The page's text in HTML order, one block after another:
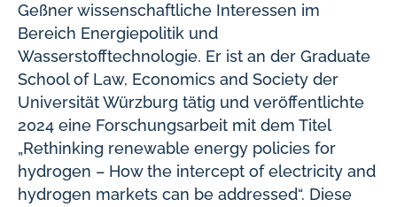
Geßner wissenschaftliche Interessen im
Bereich Energiepolitik und
Wasserstofftechnologie. Er ist an der Graduate
School of Law, Economics and Society der
Universität Würzburg tätig und veröffentlichte
2024 eine Forschungsarbeit mit dem Titel
„Rethinking renewable energy policies for
hydrogen – How the intercept of electricity and
hydrogen markets can be addressed“. Diese